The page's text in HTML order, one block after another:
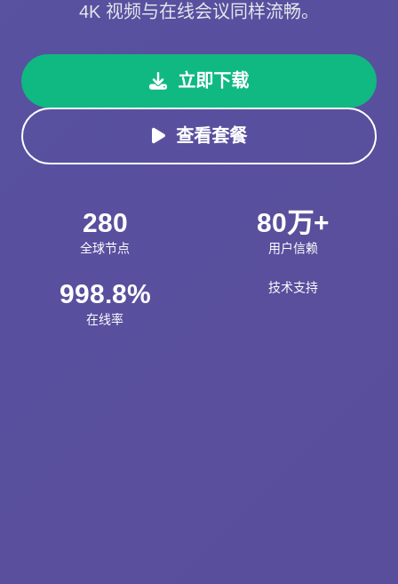
4K 视频与在线会议同样流畅。
立即下载
查看套餐
280
全球节点
80万+
用户信赖
998.8%
在线率
技术支持